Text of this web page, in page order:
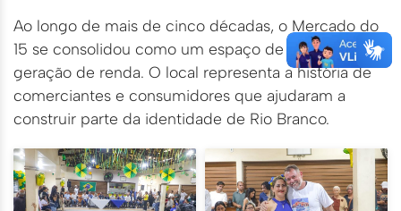
Ao longo de mais de cinco décadas, o Mercado do
15 se consolidou como um espaço de memória e
geração de renda. O local representa a história de
comerciantes e consumidores que ajudaram a
construir parte da identidade de Rio Branco.